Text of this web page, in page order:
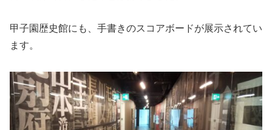
甲子園歴史館にも、手書きのスコアボードが展示されてい
ます。